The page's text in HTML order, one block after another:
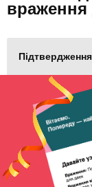
враження